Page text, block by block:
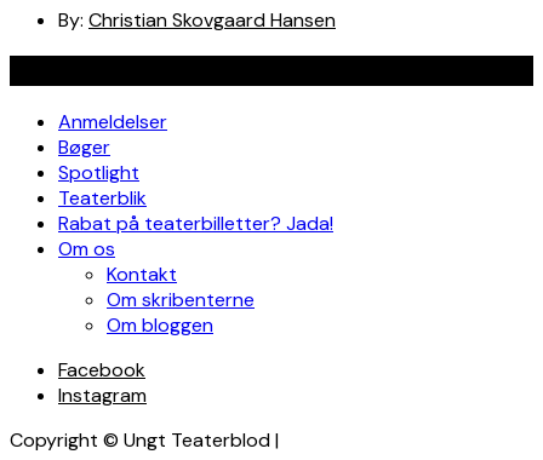
By: Christian Skovgaard Hansen
Anmeldelser
Bøger
Spotlight
Teaterblik
Rabat på teaterbilletter? Jada!
Om os
Kontakt
Om skribenterne
Om bloggen
Facebook
Instagram
Copyright © Ungt Teaterblod |